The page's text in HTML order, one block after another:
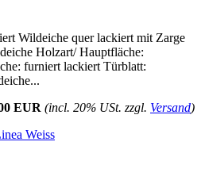
Wildeiche quer lackiert mit Zarge
Holzart/ Hauptfläche:
furniert lackiert Türblatt:
EUR (incl. 20% USt. zzgl. Versand)
Weiss